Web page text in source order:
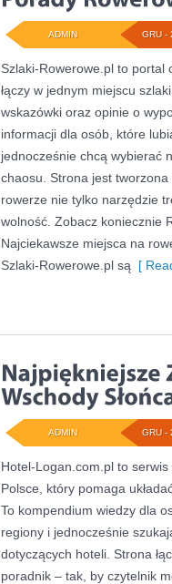
GRU -
ADMIN
Szlaki-Rowerowe.pl to portal
łączy w jednym miejscu
wskazówki oraz opinie o
informacji dla osób, które
jednocześnie chcą wybierać
chaosu. Strona jest
rowerze nie tylko narzędzie
wolność. Zobacz koniecznie
Najciekawsze miejsca na
Szlaki-Rowerowe.pl są [
GRU -
ADMIN
Hotel-Logan.com.pl to
Polsce, który pomaga
To kompendium wiedzy dla
regiony i jednocześnie
dotyczących hoteli. Strona
poradnik – tak, by czytelnik